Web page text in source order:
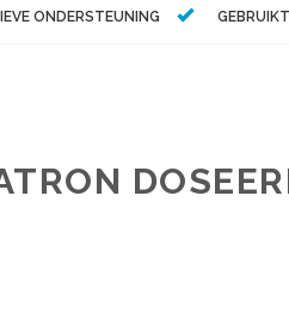
ONDERSTEUNING